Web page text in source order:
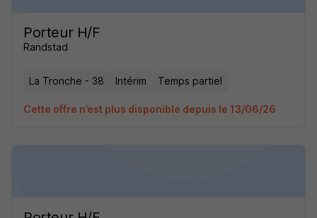
Porteur H/F
Randstad
La Tronche - 38 Intérim Temps partiel
Cette offre n’est plus disponible depuis le 13/06/26